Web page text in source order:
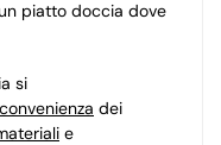
piatto doccia dove
si
convenienza dei
e